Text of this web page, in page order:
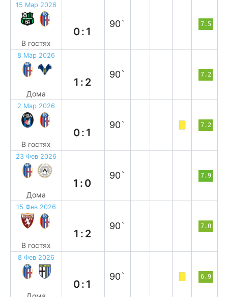
15 Мар 2026
В гостях
0:1
90` 7.5
8 Мар 2026
Дома
1:2
90` 7.2
2 Мар 2026
В гостях
0:1
90` 7.2
23 Фев 2026
Дома
1:0
90` 7.9
15 Фев 2026
В гостях
1:2
90` 7.0
8 Фев 2026
0:1
90` 6.9